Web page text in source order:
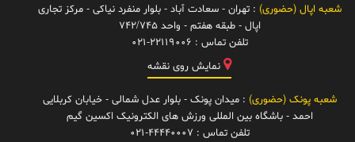
شعبه اپال (حضوری) : تهران - سعادت آباد - بلوار منفرد نیاکی - مرکز تجاری
اپال - طبقه هفتم - واحد 742/745
تلفن تماس : 021-22119006
نمایش روی نقشه
شعبه پونک (حضوری) : میدان پونک - بلوار عدل شمالی - خیابان کربلایی
احمد - باشگاه بین المللی ورزش های الکترونیک اکسین گیم
تلفن تماس : 021-44440007